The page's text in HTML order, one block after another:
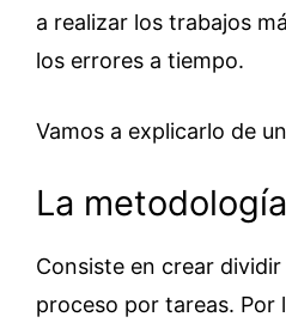
a realizar los trabajos
los errores a tiempo.
Vamos a explicarlo de
La
Consiste en crear
proceso por tareas. Por